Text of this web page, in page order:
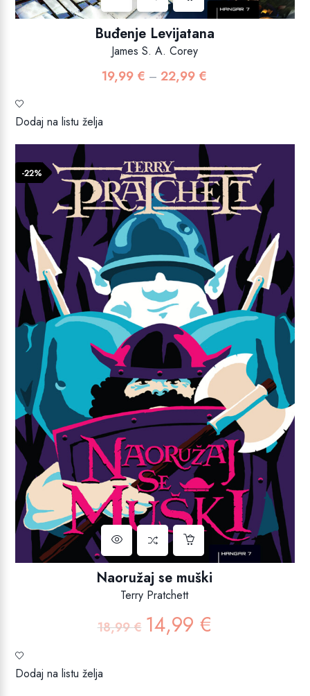
Buđenje Levijatana
James S. A. Corey
19,99 € – 22,99 €
do
22,99 €
Dodaj na listu želja
-22%
Naoružaj se muški
Terry Pratchett
18,99€ Izvorna
cijena
14,99 €
Dodaj na listu želja